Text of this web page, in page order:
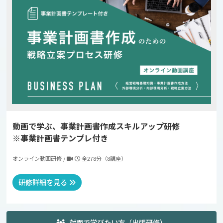
動画で学ぶ、事業計画書作成スキルアップ研修
※事業計画書テンプレ付き
オンライン動画研修 / 全278分（8講座）
研修詳細を見る